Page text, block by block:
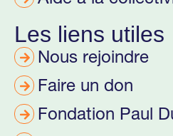
Les liens utiles
Nous rejoindre
Faire un don
Fondation Paul